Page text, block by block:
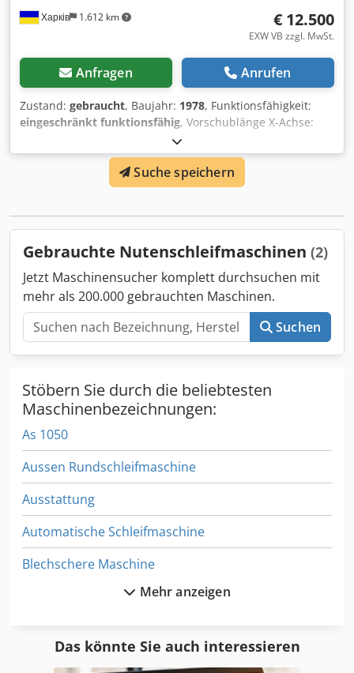
Харків 1.612 km € 12.500
EXW VB zzgl. MwSt.
Anfragen Anrufen
Zustand: gebraucht, Baujahr: 1978, Funktionsfähigkeit:
eingeschränkt funktionsfähig, Vorschublänge X-Achse:
2.000 mm
Schleifdurchmesser:250 mm, Zum Verkauf steht eine
Verzahnungs-Schleifmaschine, Modell 3451 G von Stanko,
mit einem Durchmesser von 250 mm und einer
Euro, EXW (Incoterms). Chedpfxozqt Uae Airea
Suche speichern
Gebrauchte Nutenschleifmaschinen (2)
Jetzt Maschinensucher komplett durchsuchen mit
mehr als 200.000 gebrauchten Maschinen.
Suchen
Stöbern Sie durch die beliebtesten
Maschinenbezeichnungen:
As 1050
Aussen Rundschleifmaschine
Ausstattung
Automatische Schleifmaschine
Blechschere Maschine
Cnc Stanz Und Nibbelmaschine
Mehr anzeigen
Das könnte Sie auch interessieren